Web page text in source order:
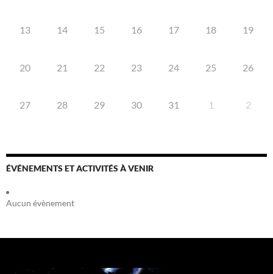
13 14 15 16 17 18 19
20 21 22 23 24 25 26
27 28 29 30 31 1 2
ÉVÉNEMENTS ET ACTIVITÉS À VENIR
Aucun évènement